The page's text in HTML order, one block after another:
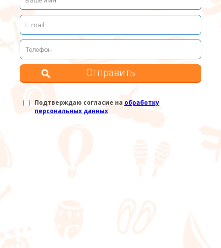
Отправить
Подтверждаю согласие на обработку
персональных данных
ТАКСИ